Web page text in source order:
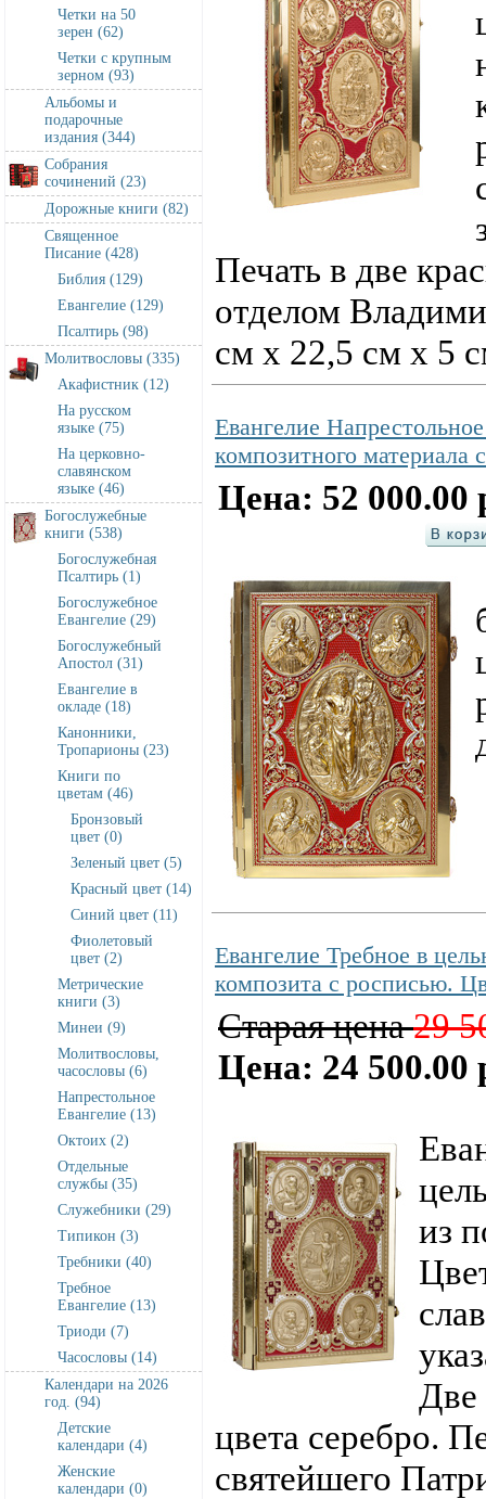
Четки на 50
зерен (62)
Четки с крупным
зерном (93)
Альбомы и
подарочные
издания (344)
Собрания
сочинений (23)
Дорожные книги (82)
Священное
Писание (428)
Библия (129)
Евангелие (129)
Псалтирь (98)
Молитвословы (335)
Акафистник (12)
На русском
языке (75)
На церковно-
славянском
языке (46)
Богослужебные
книги (538)
Богослужебная
Псалтирь (1)
Богослужебное
Евангелие (29)
Богослужебный
Апостол (31)
Евангелие в
окладе (18)
Канонники,
Тропарионы (23)
Книги по
цветам (46)
Бронзовый
цвет (0)
Зеленый цвет (5)
Красный цвет (14)
Синий цвет (11)
Фиолетовый
цвет (2)
Метрические
книги (3)
Минеи (9)
Молитвословы,
часословы (6)
Напрестольное
Евангелие (13)
Октоих (2)
Отдельные
службы (35)
Служебники (29)
Типикон (3)
Требники (40)
Требное
Евангелие (13)
Триоди (7)
Часословы (14)
Календари на 2026
год. (94)
Детские
календари (4)
Женские
календари (0)
Печать в две
отделом
см х 22,5 см х 5
Евангелие
композитного
Цена: 52 000.00
Евангелие Требное в
композита с росписью.
Старая цена29
Цена: 24 500.00
из
Две
цвета серебро.
святейшего